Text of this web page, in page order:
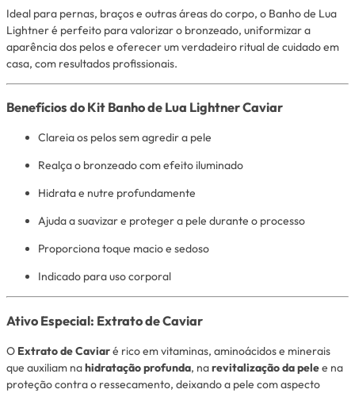
Ideal para pernas, braços e outras áreas do corpo, o Banho de Lua
Lightner é perfeito para valorizar o bronzeado, uniformizar a
aparência dos pelos e oferecer um verdadeiro ritual de cuidado em
casa, com resultados profissionais.
Benefícios do Kit Banho de Lua Lightner Caviar
Clareia os pelos sem agredir a pele
Realça o bronzeado com efeito iluminado
Hidrata e nutre profundamente
Ajuda a suavizar e proteger a pele durante o processo
Proporciona toque macio e sedoso
Indicado para uso corporal
Ativo Especial: Extrato de Caviar
O Extrato de Caviaré rico em vitaminas, aminoácidos e minerais
que auxiliam nahidratação profunda, narevitalização da pelee na
proteção contra o ressecamento, deixando a pele com aspecto